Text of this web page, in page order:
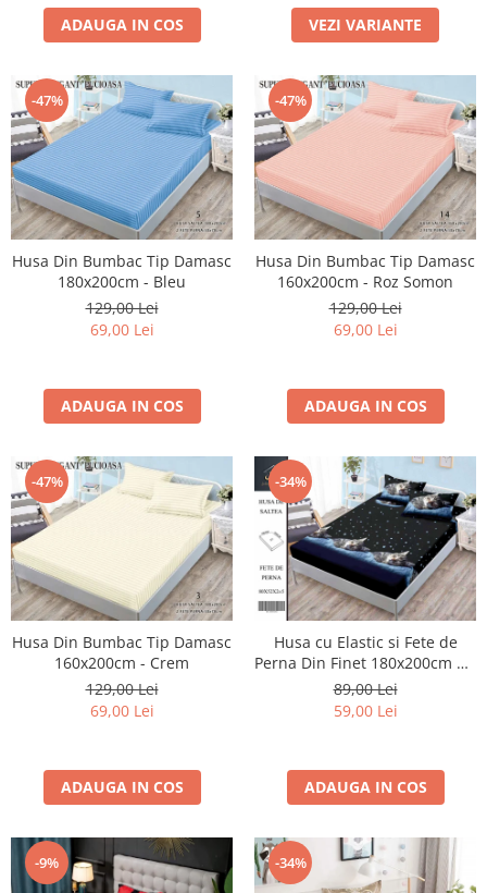
ADAUGA IN COS VEZI VARIANTE
-47%
Husa Din Bumbac Tip Damasc
180x200cm - Bleu
129,00 Lei
69,00 Lei
ADAUGA IN COS
-47%
Husa Din Bumbac Tip Damasc
160x200cm - Roz Somon
129,00 Lei
69,00 Lei
ADAUGA IN COS
-47%
Husa Din Bumbac Tip Damasc
160x200cm - Crem
129,00 Lei
69,00 Lei
ADAUGA IN COS
-34%
Husa cu Elastic si Fete de
Perna Din Finet 180x200cm 5D
- Pisicuta Somnoroasa
89,00 Lei
59,00 Lei
ADAUGA IN COS
-9% -34%